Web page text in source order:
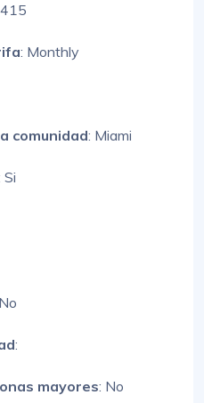
: Monthly
comunidad: Miami
Si
:
mayores: No